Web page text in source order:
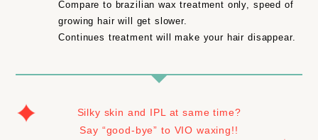
Compare to brazilian wax treatment only, speed of
growing hair will get slower.
Continues treatment will make your hair disappear.
Silky skin and IPL at same time?
Say “good-bye” to VIO waxing!!